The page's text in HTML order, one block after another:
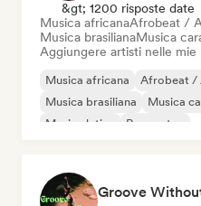
&gt; 1200 risposte date
Musica africanaAfrobeat /
Musica brasilianaMusica
Aggiungere artisti nelle mie
Musica africana Afrobeat /
Musica brasiliana
Musica
Musica latina
Reggaeton
Groove